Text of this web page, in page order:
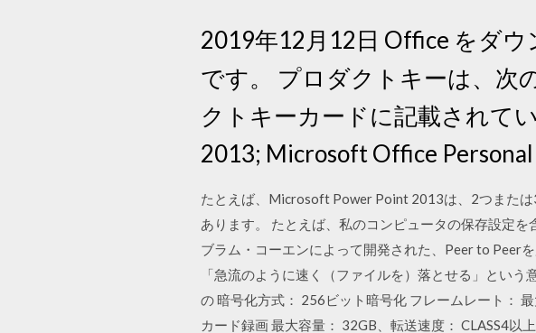
2019年12月12日 Office をダ
です。 プロダクトキーは、次
クトキーカードに記載されて
2013; Microsoft Office
たとえば、Microsoft Power Point 2013は、2つまた
あります。 たとえば、私のコンピュータの保存設定
ブラム・コーエンによって開発された、Peer to Peer
「急流のように速く（ファイルを）落とせる」とい
の 暗号化方式： 256ビット暗号化 フレームレート：
カード録画 最大容量： 32GB、転送速度： CLASS4